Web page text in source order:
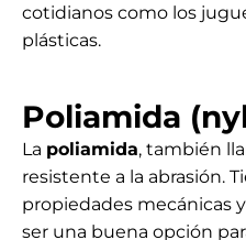
cotidianos como los
plásticas.
Poliamida
La poliamida, también
resistente a la abrasión.
propiedades mecánicas
ser una buena opción